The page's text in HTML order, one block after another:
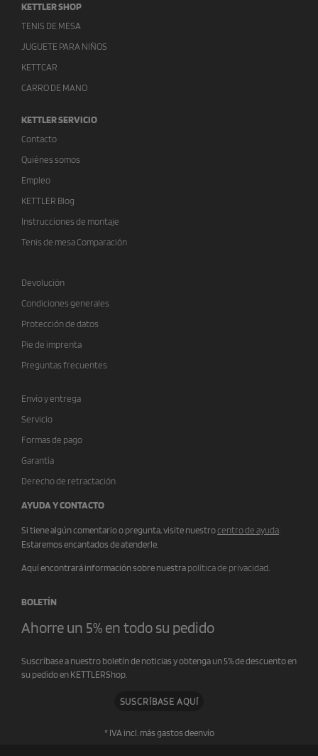
KETTLER SHOP
TENIS DE MESA
JUGUETE PARA NIÑOS
KETTCAR
CARRO DE MANO
KETTLER SERVICIO
Contacto
Quiénes somos
Empleo
KETTLER Blog
Instrucciones de montaje
Tenis de mesa Comparación
Devolución
Condiciones generales
Protección de datos
Pie de imprenta
Preguntas frecuentes
Envío y entrega
Servicio
Formas de pago
Garantía
Derecho de retractación
AYUDA Y CONTACTO
Si tiene algún comentario o pregunta, visite nuestrocentro de ayuda.
Estaremos encantados de atenderle.
Aquí encontrará información sobre nuestra política de privacidad.
BOLETÍN
Ahorre un 5% en todo su pedido
Suscríbase a nuestro boletín de noticias y obtenga un 5% de descuento en
su pedido en KETTLERShop.
SUSCRÍBASE AQUÍ
* IVA incl. más gastos deenvío